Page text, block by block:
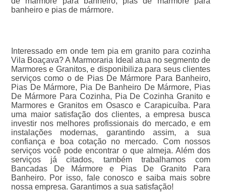
banheiro e pias de mármore.
Interessado em onde tem pia em granito para cozinha
Vila Boaçava? A Marmoraria Ideal atua no segmento de
Marmores e Granitos, e disponibiliza para seus clientes
serviços como o de Pias De Mármore Para Banheiro,
Pias De Mármore, Pia De Banheiro De Mármore, Pias
De Mármore Para Cozinha, Pia De Cozinha Granito e
Marmores e Granitos em Osasco e Carapicuíba. Para
uma maior satisfação dos clientes, a empresa busca
investir nos melhores profissionais do mercado, e em
instalações modernas, garantindo assim, a sua
confiança e boa cotação no mercado. Com nossos
serviços você pode encontrar o que almeja. Além dos
serviços já citados, também trabalhamos com
Bancadas De Mármore e Pias De Granito Para
Banheiro. Por isso, fale conosco e saiba mais sobre
nossa empresa. Garantimos a sua satisfação!